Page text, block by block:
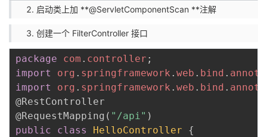
启动类上加 **@ServletComponentScan **注解
创建一个 FilterController 接口
package com . controller ;
import
org . springframework . web . bind .
import
org . springframework . web . bind .
@RestController
@RequestMapping ( "/api" )
public
class HelloController {